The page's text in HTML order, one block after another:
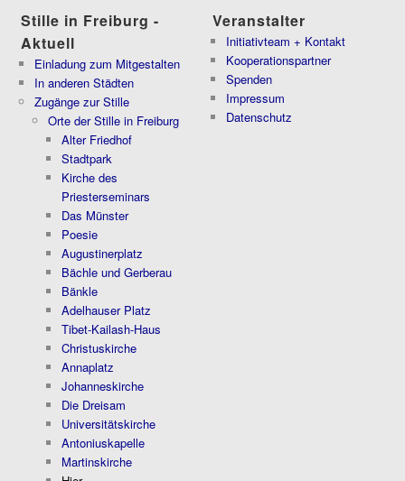
Stille in Freiburg -
Aktuell
Einladung zum Mitgestalten
In anderen Städten
Zugänge zur Stille
Orte der Stille in Freiburg
Alter Friedhof
Stadtpark
Kirche des
Priesterseminars
Das Münster
Poesie
Augustinerplatz
Bächle und Gerberau
Bänkle
Adelhauser Platz
Tibet-Kailash-Haus
Christuskirche
Annaplatz
Johanneskirche
Die Dreisam
Universitätskirche
Antoniuskapelle
Martinskirche
Veranstalter
Initiativteam + Kontakt
Kooperationspartner
Spenden
Impressum
Datenschutz